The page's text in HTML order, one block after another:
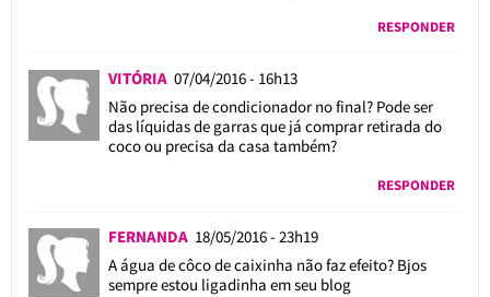
RESPONDER
VITÓRIA 07/04/2016 - 16h13
Não precisa de condicionador no final? Pode ser
das líquidas de garras que já comprar retirada do
coco ou precisa da casa também?
RESPONDER
FERNANDA 18/05/2016 - 23h19
A água de côco de caixinha não faz efeito? Bjos
sempre estou ligadinha em seu blog